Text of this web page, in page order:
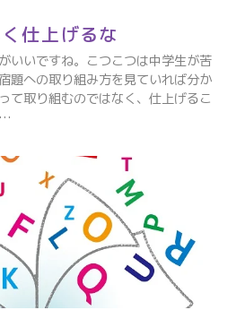
仕上げるな
いいですね。こつこつは中学生が苦
題への取り組み方を見ていれば分か
て取り組むのではなく、仕上げるこ